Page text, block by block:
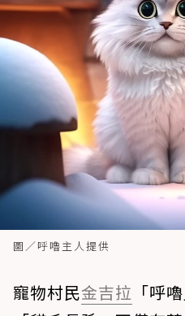
圖／呼嚕主人提供
寵物村民金吉拉 「呼